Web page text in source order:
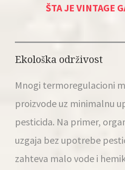
ŠTA JE VINTAGE
Ekološka održivost
Mnogi termoregulacioni
proizvode uz minimalnu
pesticida. Na primer,
uzgaja bez upotrebe
zahteva malo vode i